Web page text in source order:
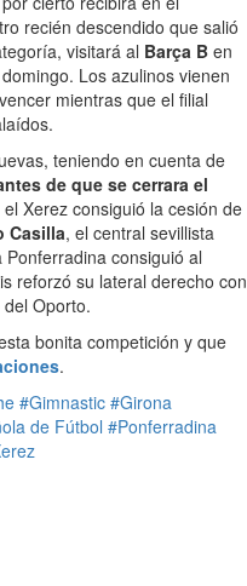
recién descendido que salió
visitará al Barça B en
Los azulinos vienen
mientras que el filial
teniendo en cuenta de
de que se cerrara el
Xerez consiguió la cesión de
Casilla, el central sevillista
Ponferradina consiguió al
reforzó su lateral derecho con
Oporto.
bonita competición y que
.
#Gimnastic #Girona
de Fútbol #Ponferradina